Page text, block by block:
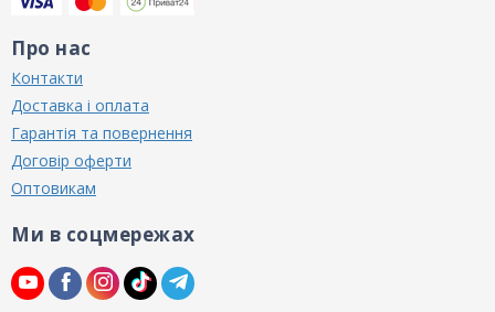
Про нас
Контакти
Доставка і оплата
Гарантія та повернення
Договір оферти
Оптовикам
Ми в соцмережах